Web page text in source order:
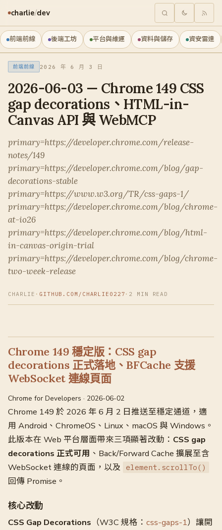
charlie/dev
前端前線 後端工坊 平台與維運 資料與儲存 資安雷達
前端前線 2026 年 6 月 3 日
2026-06-03 — Chrome 149 CSS
gap decorations、HTML-in-
Canvas API 與 WebMCP
primary=https://developer.chrome.com/release-
notes/149
primary=https://developer.chrome.com/blog/gap-
decorations-stable
primary=https://www.w3.org/TR/css-gaps-1/
primary=https://developer.chrome.com/blog/chrome-
at-io26
primary=https://developer.chrome.com/blog/html-
in-canvas-origin-trial
primary=https://developer.chrome.com/blog/chrome-
two-week-release
CHARLIE · GITHUB.COM/CHARLIE0227 · 2 MIN READ
Chrome 149 穩定版：CSS gap
decorations 正式落地、BFCache 支援
WebSocket 連線頁面
Chrome for Developers · 2026-06-02
Chrome 149 於 2026 年 6 月 2 日推送至穩定通道，適
用 Android、ChromeOS、Linux、macOS 與 Windows。
此版本在 Web 平台層面帶來三項顯著改動： CSS gap
decorations 正式可用 、Back/Forward Cache 擴展至含
WebSocket 連線的頁面，以及 element.scrollTo()
回傳 Promise。
核心改動
CSS Gap Decorations （W3C 規格： css-gaps-1）讓開